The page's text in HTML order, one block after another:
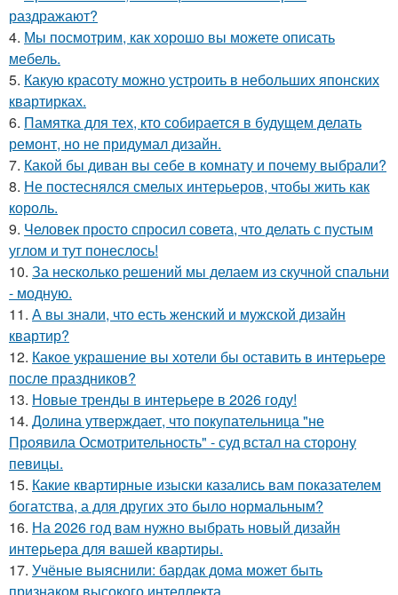
раздражают?
4. Мы посмотрим, как хорошо вы можете описать
мебель.
5. Какую красоту можно устроить в небольших японских
квартирках.
6. Памятка для тех, кто собирается в будущем делать
ремонт, но не придумал дизайн.
7. Какой бы диван вы себе в комнату и почему выбрали?
8. Не постеснялся смелых интерьеров, чтобы жить как
король.
9. Человек просто спросил совета, что делать с пустым
углом и тут понеслось!
10. За несколько решений мы делаем из скучной спальни
- модную.
11. А вы знали, что есть женский и мужской дизайн
квартир?
12. Какое украшение вы хотели бы оставить в интерьере
после праздников?
13. Новые тренды в интерьере в 2026 году!
14. Долина утверждает, что покупательница "не
Проявила Осмотрительность" - суд встал на сторону
певицы.
15. Какие квартирные изыски казались вам показателем
богатства, а для других это было нормальным?
16. На 2026 год вам нужно выбрать новый дизайн
интерьера для вашей квартиры.
17. Учёные выяснили: бардак дома может быть
признаком высокого интеллекта.